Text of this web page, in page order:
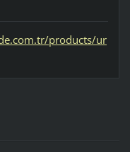
products/ur